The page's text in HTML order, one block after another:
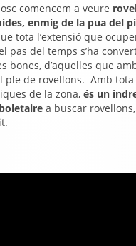
comencem a veure
enmig de la pua del
tota l’extensió que
pas del temps s’ha
bones, d’aquelles que
ple de rovellons. Amb tota
de la zona, és un
a buscar